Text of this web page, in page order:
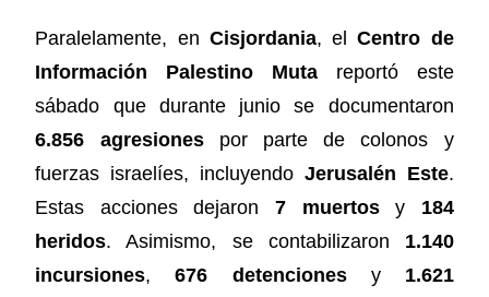
Paralelamente, en Cisjordania, elCentro de
Información Palestino Muta reportó este
sábado que durante junio se documentaron
6.856 agresionespor parte de colonos y
fuerzas israelíes, incluyendo Jerusalén Este.
Estas acciones dejaron 7 muertosy 184
heridos. Asimismo, se contabilizaron 1.140
incursiones,676 detencionesy 1.621